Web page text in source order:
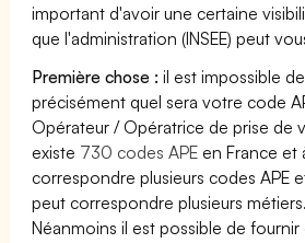
important d'avoir une certaine
que l'administration (INSEE) peut
Première chose : il est impossible
précisément quel sera votre code
Opérateur / Opératrice de prise de
existe 730 codes APE en France et
correspondre plusieurs codes APE
peut correspondre plusieurs métiers.
Néanmoins il est possible de